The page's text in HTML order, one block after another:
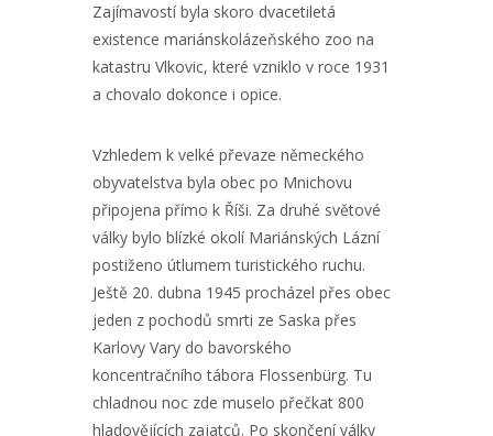
Zajímavostí byla skoro dvacetiletá
existence mariánskolázeňského zoo na
katastru Vlkovic, které vzniklo v roce 1931
a chovalo dokonce i opice.
Vzhledem k velké převaze německého
obyvatelstva byla obec po Mnichovu
připojena přímo k Říši. Za druhé světové
války bylo blízké okolí Mariánských Lázní
postiženo útlumem turistického ruchu.
Ještě 20. dubna 1945 procházel přes obec
jeden z pochodů smrti ze Saska přes
Karlovy Vary do bavorského
koncentračního tábora Flossenbürg. Tu
chladnou noc zde muselo přečkat 800
hladovějících zajatců. Po skončení války